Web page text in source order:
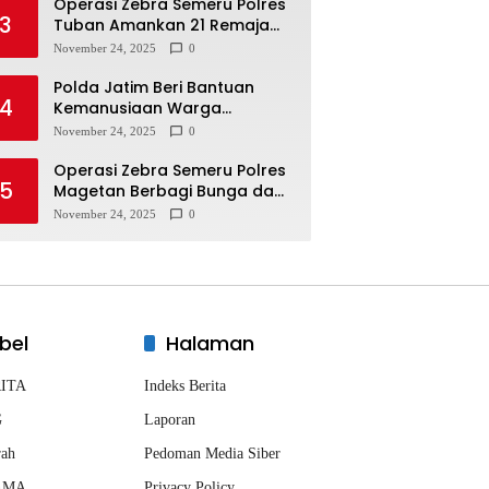
3
Tuban Amankan 21 Remaja
Pelaku Balap Liar
November 24, 2025 0
4
Polda Jatim Beri Bantuan
Kemanusiaan Warga
Terdampak Erupsi Gunung
November 24, 2025 0
5
Operasi Zebra Semeru Polres
Magetan Berbagi Bunga dan
Coklat Ajak Warga Tertib
November 24, 2025 0
Halaman
Indeks Berita
Laporan
Pedoman Media Siber